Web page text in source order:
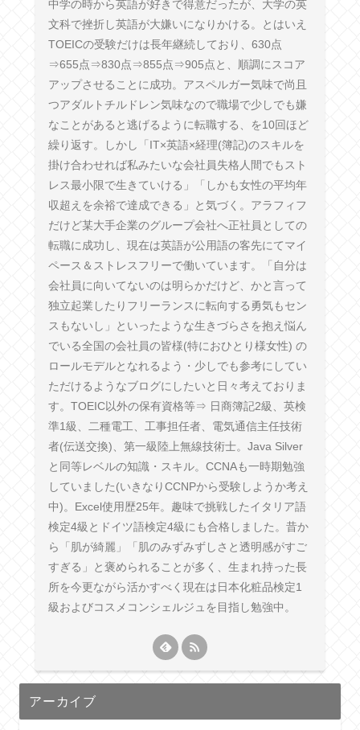
中学の時から英語が好きで得意だったが、大学の英
文科で挫折し英語が大嫌いになりかける。とはいえ
TOEICの受験だけは長年継続しており、630点
⇒655点⇒830点⇒855点⇒905点と、順調にスコア
アップさせることに成功。アスペルガー気味で尚且
つアダルトチルドレン気味なので職場で少しでも嫌
なことがあると逃げるように転職する、を10回ほど
繰り返す。しかし「IT×英語×経理(簿記)のスキルを
掛け合わせれば私みたいな会社員失格人間でもスト
レス最小限で生きていける」「しかも女性の平均年
収超えを余裕で達成できる」と気づく。アラフィフ
だけど某大手企業のグループ会社へ正社員としての
転職に成功し、現在は英語が公用語の客先にてマイ
ペース＆ストレスフリーで働いています。「自分は
会社員に向いてないのは明らかだけど、かと言って
独立起業したりフリーランスに転向する勇気もセン
スもないし」といったような生きづらさを抱え悩ん
でいる全国の会社員の皆様(特におひとり様女性) の
ロールモデルとなれるよう・少しでも参考にしてい
ただけるようなブログにしたいと日々考えておりま
す。TOEIC以外の保有資格等⇒ 日商簿記2級、英検
準1級、二種電工、工事担任者、電気通信主任技術
者(伝送交換)、第一級陸上無線技術士。Java Silver
と同等レベルの知識・スキル。CCNAも一時期勉強
していました(いきなりCCNPから受験しようか考え
中)。Excel使用歴25年。趣味で挑戦したイタリア語
検定4級とドイツ語検定4級にも合格しました。昔か
ら「肌が綺麗」「肌のみずみずしさと透明感がすご
すぎる」と褒められることが多く、生まれ持った長
所を今更ながら活かすべく現在は日本化粧品検定1
級およびコスメコンシェルジュを目指し勉強中。
アーカイブ